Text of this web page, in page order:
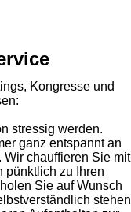
Kongresse und
stressig werden.
ganz entspannt an
Wir chauffieren Sie mit
pünktlich zu Ihren
Sie auf Wunsch
stehen